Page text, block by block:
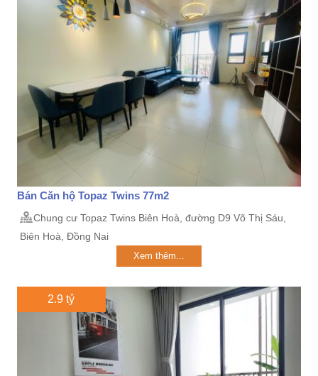
Bán Căn hộ Topaz Twins 77m2
Chung cư Topaz Twins Biên Hoà, đường D9 Võ Thị Sáu,
Biên Hoà, Đồng Nai
Xem thêm...
2.9 tỷ